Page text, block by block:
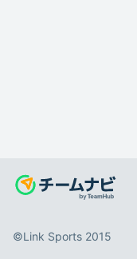
©️Link Sports 2015